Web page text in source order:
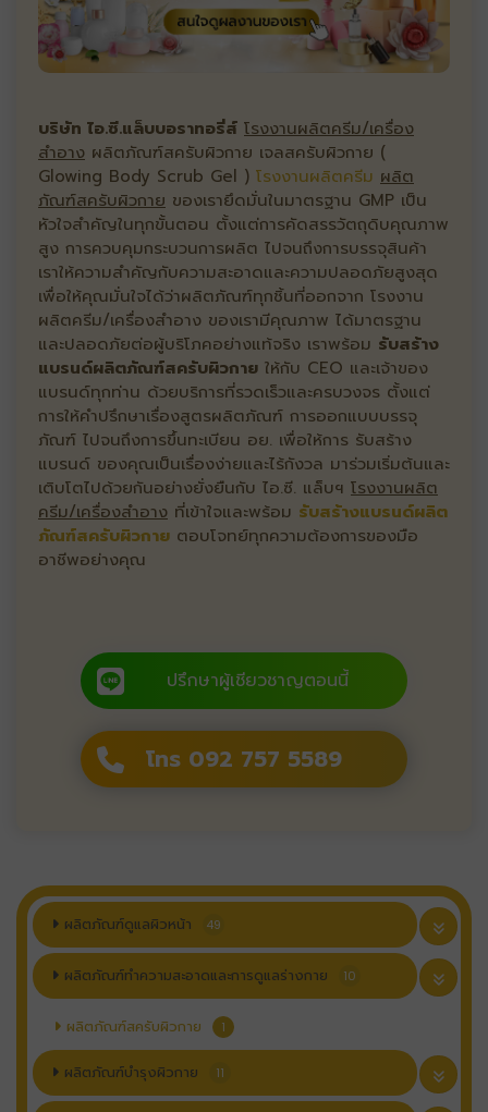
บริษัท ไอ.ซี.แล็บบอราทอรี่ส์ โรงงานผลิตครีม/เครื่อง
สำอาง ผลิตภัณฑ์สครับผิวกาย เจลสครับผิวกาย (
Glowing Body Scrub Gel ) โรงงานผลิตครีม ผลิต
ภัณฑ์สครับผิวกาย ของเรายึดมั่นในมาตรฐาน GMP เป็น
หัวใจสำคัญในทุกขั้นตอน ตั้งแต่การคัดสรรวัตถุดิบคุณภาพ
สูง การควบคุมกระบวนการผลิต ไปจนถึงการบรรจุสินค้า
เราให้ความสำคัญกับความสะอาดและความปลอดภัยสูงสุด
เพื่อให้คุณมั่นใจได้ว่าผลิตภัณฑ์ทุกชิ้นที่ออกจาก โรงงาน
ผลิตครีม/เครื่องสำอาง ของเรามีคุณภาพ ได้มาตรฐาน
และปลอดภัยต่อผู้บริโภคอย่างแท้จริง เราพร้อม รับสร้าง
แบรนด์ผลิตภัณฑ์สครับผิวกาย ให้กับ CEO และเจ้าของ
แบรนด์ทุกท่าน ด้วยบริการที่รวดเร็วและครบวงจร ตั้งแต่
การให้คำปรึกษาเรื่องสูตรผลิตภัณฑ์ การออกแบบบรรจุ
ภัณฑ์ ไปจนถึงการขึ้นทะเบียน อย. เพื่อให้การ รับสร้าง
แบรนด์ ของคุณเป็นเรื่องง่ายและไร้กังวล มาร่วมเริ่มต้นและ
เติบโตไปด้วยกันอย่างยั่งยืนกับ ไอ.ซี. แล็บฯ โรงงานผลิต
ครีม/เครื่องสำอาง ที่เข้าใจและพร้อม รับสร้างแบรนด์ผลิต
ภัณฑ์สครับผิวกาย ตอบโจทย์ทุกความต้องการของมือ
อาชีพอย่างคุณ
ปรึกษาผู้เชียวชาญตอนนี้
โทร 092 757 5589
ผลิตภัณฑ์ดูแลผิวหน้า 49
ผลิตภัณฑ์ทำความสะอาดและการดูแลร่างกาย 10
ผลิตภัณฑ์สครับผิวกาย 1
ผลิตภัณฑ์บำรุงผิวกาย 11